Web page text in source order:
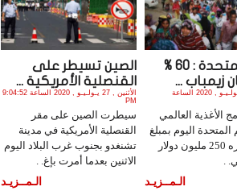
الأمم المتحدة : 60 %
زيمباب ...
الجمعة , 31 يـولـيـو , 2020 الساعة
الأغذية العالمي
المتحدة اليوم بمبلغ
إضافي قدره 250 مليون دولار
.
الـمــزيـد
الصين تسيطر على
القنصلية الأمريكية ...
الأثنين , 27 يـولـيـو , 2020 الساعة 9:04:52
PM
سيطرت الصين على مقر
القنصلية الأمريكية في مدينة
تشنغدو بجنوب غرب البلاد اليوم
الاثنين بعدما أمرت بإغ. .
الـمــزيـد